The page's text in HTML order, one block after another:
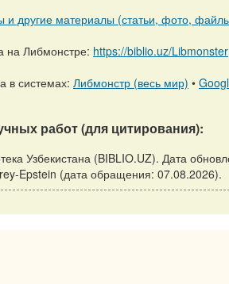
и другие материалы (статьи, фото,
на Либмонстре: https://biblio.uz/Libmonster
в системах: Либмонстр (весь мир) •
работ (для цитирования):
Узбекистана (BIBLIO.UZ). Дата
Epstein (дата обращения: 07.08.2026).